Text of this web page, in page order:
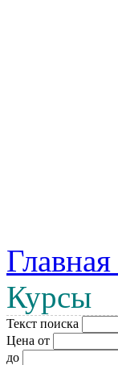
Главная
Курсы
Текст поиска
Цена от
до